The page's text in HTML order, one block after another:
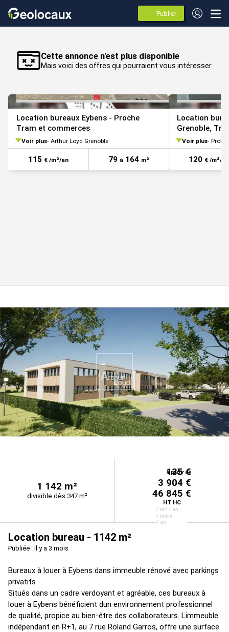
Publier
des
annonces
Cette annonce n'est plus disponible
Mais voici des offres qui pourraient vous intéresser.
VOIR TOUTES LES PHOTOS
Location bureaux Eybens - Proche
Tram et commerces
Voir plus Arthur Loyd Grenoble
115 € /m²/an 79 à 164 m²
Location
Grenoble,
Voir plus
120 € /m²/an
1 142 m²
divisible dès 347 m²
135 €
à partir de
3 904 €
à partir de
46 845 €
HT HC
/ m² / an
/ mois
/ an
Location bureau - 1142 m²
Publiée : Il y a 3 mois
Bureaux à louer à Eybens dans immeuble rénové avec parkings
privatifs
Situés dans un cadre verdoyant et agréable, ces bureaux à
louer à Eybens bénéficient dun environnement professionnel
de qualité, propice au bien-être des collaborateurs. Limmeuble
indépendant en R+1, au 7 rue Roland Garros, offre une surface